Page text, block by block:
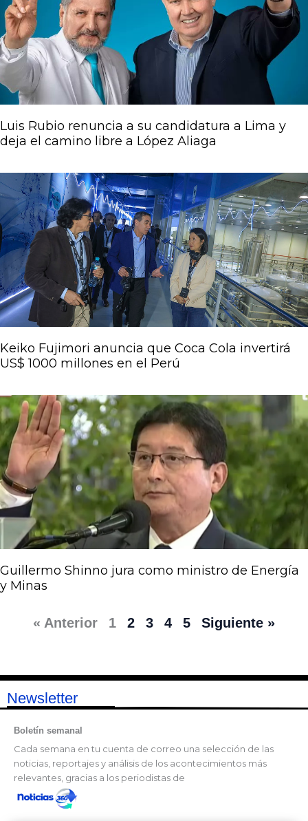
Luis Rubio renuncia a su candidatura a Lima y
deja el camino libre a López Aliaga
Keiko Fujimori anuncia que Coca Cola invertirá
US$ 1000 millones en el Perú
Guillermo Shinno jura como ministro de Energía
y Minas
« Anterior 1 2 3 4 5 Siguiente »
Newsletter
Boletín semanal
Cada semana en tu cuenta de correo una selección de las
noticias, reportajes y análisis de los acontecimientos más
relevantes, gracias a los periodistas de